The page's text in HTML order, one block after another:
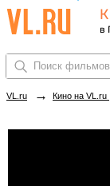
в
VL.ru → Кино на VL.ru